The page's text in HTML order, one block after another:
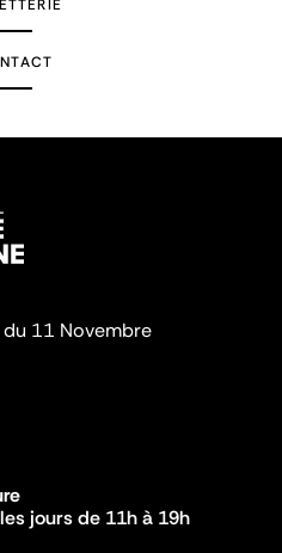
11 Novembre
jours de 11h à 19h